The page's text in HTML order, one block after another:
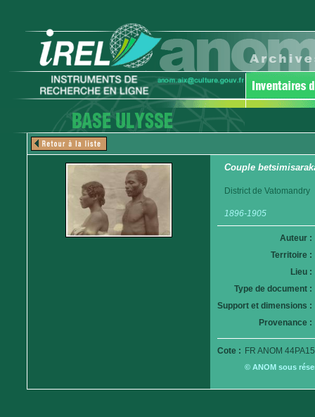
Couple
District de Vatomandry
1896-1905
Auteur :
Territoire :
Lieu :
Type de document :
Support et dimensions :
Provenance :
Cote : FR ANOM
© ANOM sous